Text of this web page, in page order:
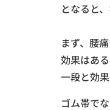
となると
まず、腰
効果はあ
一段と効
ゴム帯で